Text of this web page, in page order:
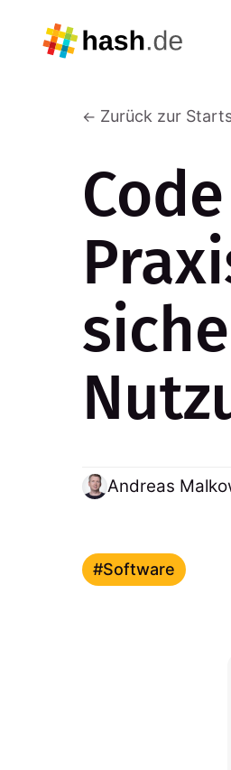
Zurück zur
Andreas
Software